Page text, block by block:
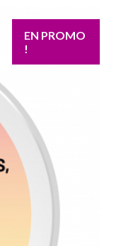
EN PROMO
!